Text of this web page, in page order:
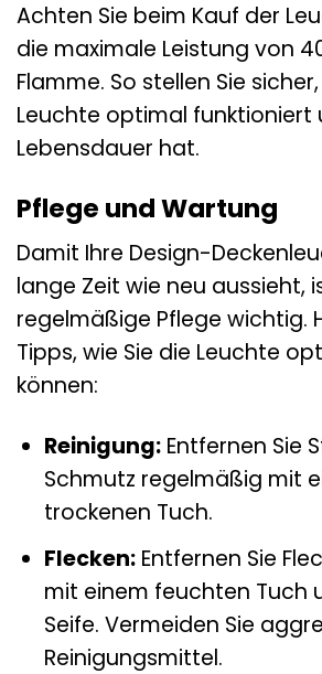
Achten Sie beim Kauf der
die maximale Leistung von
Flamme. So stellen Sie
Leuchte optimal funktioniert
Lebensdauer hat.
Pflege und Wartung
Damit Ihre Design-
lange Zeit wie neu aussieht,
regelmäßige Pflege wichtig.
Tipps, wie Sie die Leuchte
können:
Reinigung:Entfernen Sie
Schmutz regelmäßig mit
trockenen Tuch.
Flecken:Entfernen Sie
mit einem feuchten Tuch
Seife. Vermeiden Sie
Reinigungsmittel.